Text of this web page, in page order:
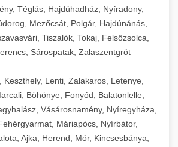
Téglás, Hajdúhadház, Nyíradony,
Mezőcsát, Polgár, Hajdúnánás,
Tiszalök, Tokaj, Felsőzsolca,
Sárospatak, Zalaszentgrót
Keszthely, Lenti, Zalakaros, Letenye,
Böhönye, Fonyód, Balatonlelle,
Vásárosnamény, Nyíregyháza,
Máriapócs, Nyírbátor,
Ajka, Herend, Mór, Kincsesbánya,